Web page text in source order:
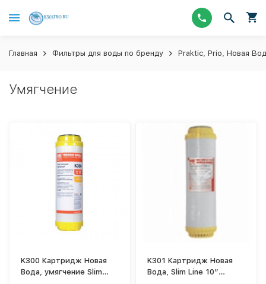
Главная Фильтры для воды по бренду Praktic, Prio, Новая
Умягчение
K300 Картридж Новая
Вода, умягчение Slim
K301 Картридж Новая
Вода, Slim Line 10”